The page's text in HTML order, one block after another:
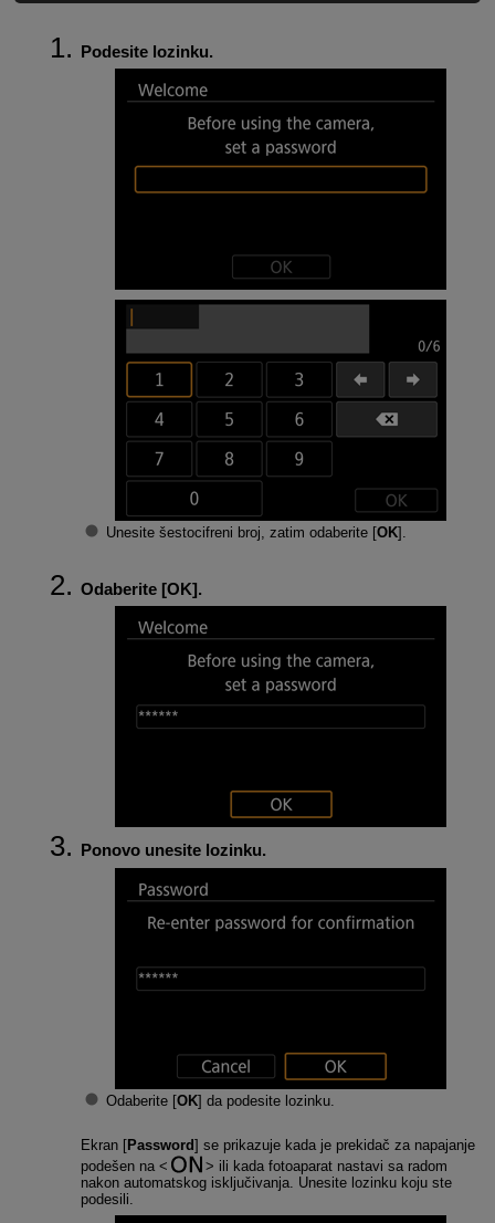
Podesite lozinku.
Unesite šestocifreni broj, zatim odaberite [OK].
Odaberite [OK].
Ponovo unesite lozinku.
Odaberite [OK] da podesite lozinku.
Ekran [Password] se prikazuje kada je prekidač za napajanje
podešen na
ili kada fotoaparat nastavi sa radom
nakon automatskog isključivanja. Unesite lozinku koju ste
podesili.